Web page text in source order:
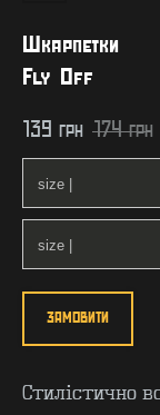
Шкарпетки
Fly Off
139 грн 174 грн
ЗАМОВИТИ
Стилістично